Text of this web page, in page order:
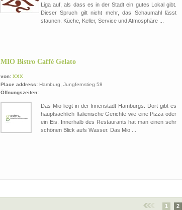
Liga auf, als dass es in der Stadt ein gutes Lokal gibt.
Dieser Spruch gilt nicht mehr, das Schaumahl lässt
staunen: Küche, Keller, Service und Atmosphäre ...
MIO Bistro Caffé Gelato
von: XXX
Place address: Hamburg, Jungfernstieg 58
Öffnungszeiten:
Das Mio liegt in der Innenstadt Hamburgs. Dort gibt es
hauptsächlich Italienische Gerichte wie eine Pizza oder
ein Eis. Innerhalb des Restaurants hat man einen sehr
schönen Blick aufs Wasser. Das Mio ...
1 2